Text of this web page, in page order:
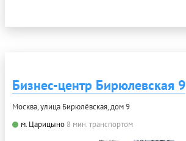
Бизнес-центр Бирюлевская 9
Москва, улица Бирюлёвская, дом 9
м. Царицыно 8 мин. транспортом